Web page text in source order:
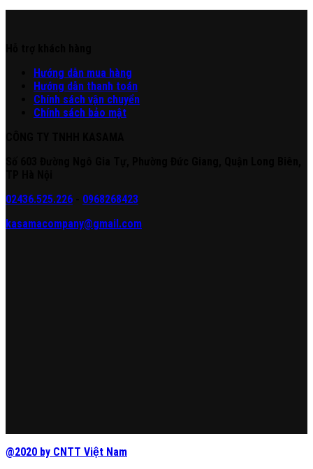
Hướng dẫn mua hàng
Hướng dẫn thanh toán
Chính sách vận chuyển
Chính sách bảo mật
02436.525.226
0968268423
kasamacompany@gmail.com
@2020 by CNTT Việt Nam